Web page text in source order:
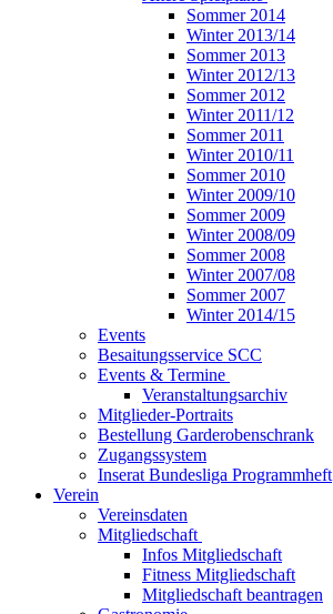
Sommer 2014
Winter 2013/14
Sommer 2013
Winter 2012/13
Sommer 2012
Winter 2011/12
Sommer 2011
Winter 2010/11
Sommer 2010
Winter 2009/10
Sommer 2009
Winter 2008/09
Sommer 2008
Winter 2007/08
Sommer 2007
Winter 2014/15
Events
Besaitungsservice SCC
Events & Termine
Veranstaltungsarchiv
Mitglieder-Portraits
Bestellung Garderobenschrank
Zugangssystem
Inserat Bundesliga Programmheft
Verein
Vereinsdaten
Mitgliedschaft
Infos Mitgliedschaft
Fitness Mitgliedschaft
Mitgliedschaft beantragen